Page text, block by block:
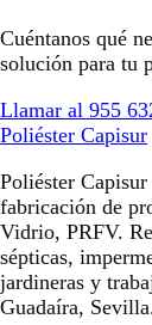
Cuéntanos qué
solución para tu
Llamar al 955
Poliéster Capisur
Poliéster Capisur
fabricación de
Vidrio, PRFV.
sépticas,
jardineras y
Guadaíra,